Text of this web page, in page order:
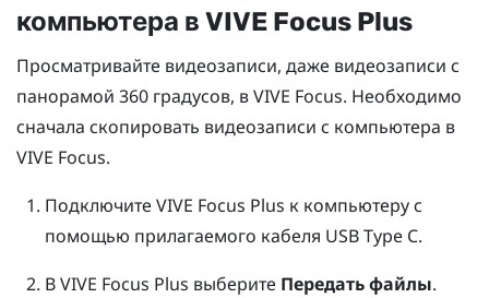
компьютера в VIVE Focus Plus
Просматривайте видеозаписи, даже видеозаписи с
панорамой 360 градусов, вVIVE Focus. Необходимо
сначала скопировать видеозаписи с компьютера в
VIVE Focus.
Подключите VIVE Focus Plus к компьютеру с
помощью прилагаемого кабеля USB Type C.
ВVIVE Focus Plus выберите Передать файлы.